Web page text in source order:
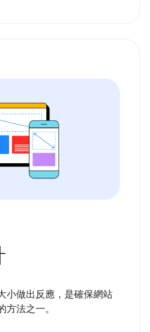
小做出反應，是確保網站
法之一。